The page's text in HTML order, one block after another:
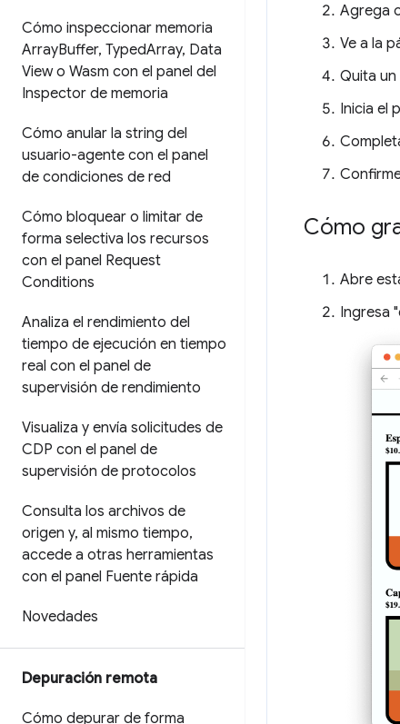
Cómo inspeccionar memoria
ArrayBuffer, TypedArray, Data
View o Wasm con el panel del
Inspector de memoria
Cómo anular la string del
usuario-agente con el panel
de condiciones de red
Cómo bloquear o limitar de
forma selectiva los recursos
con el panel Request
Conditions
Analiza el rendimiento del
tiempo de ejecución en tiempo
real con el panel de
supervisión de rendimiento
Visualiza y envía solicitudes de
CDP con el panel de
supervisión de protocolos
Consulta los archivos de
origen y, al mismo tiempo,
accede a otras herramientas
con el panel Fuente rápida
Novedades
Depuración remota
Cómo depurar de forma
Agrega
Ve a la
Quita
Inicia el
Cómo
Abre
Ingresa